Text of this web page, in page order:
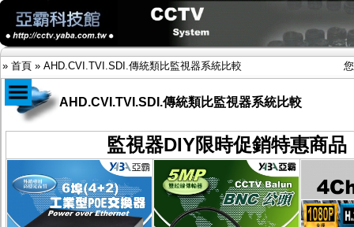
» 首頁 » AHD.CVI.TVI.SDI.傳統類比監視器系統比較
限時促銷特惠專案
IP網路攝影機及錄放影機
AHD DVR數位錄放影機
AHD半球型(適用屋內)
AHD中小型紅外線攝影機(適用騎樓、室內外)
AHD防護罩型攝影機(適用屋外，紅外線照射
AHD.CVI.TVI.SDI.傳統類比監視器系統比較
監視器DIY限時促銷特惠商品